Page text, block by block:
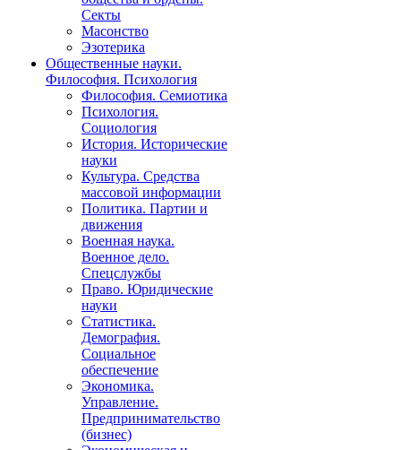
Секты
Масонство
Эзотерика
Общественные науки.
Философия. Психология
Философия. Семиотика
Психология.
Социология
История. Исторические
науки
Культура. Средства
массовой информации
Политика. Партии и
движения
Военная наука.
Военное дело.
Спецслужбы
Право. Юридические
науки
Статистика.
Демография.
Социальное
обеспечение
Экономика.
Управление.
Предпринимательство
(бизнес)